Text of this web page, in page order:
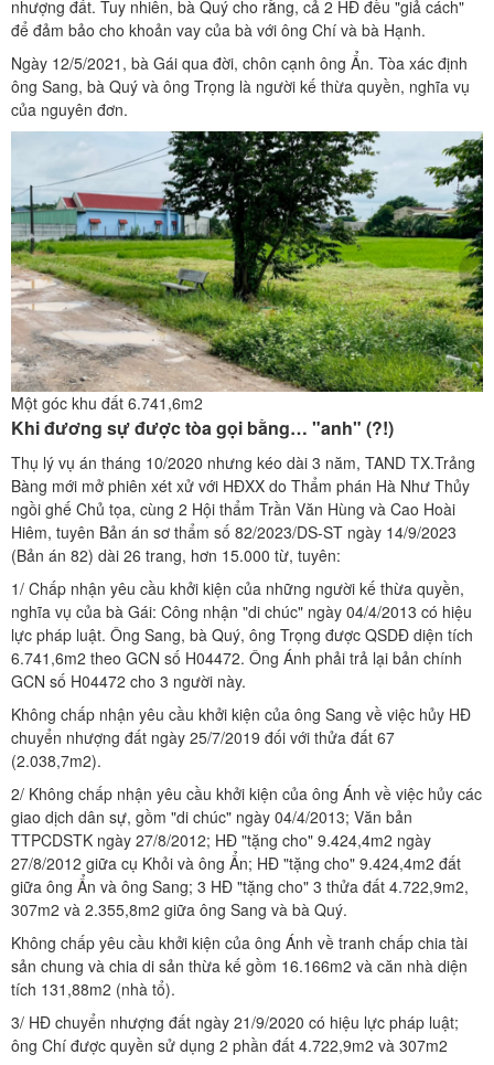
nhượng đất. Tuy nhiên, bà Quý cho rằng, cả 2 HĐ đều "giả cách"
để đảm bảo cho khoản vay của bà với ông Chí và bà Hạnh.
Ngày 12/5/2021, bà Gái qua đời, chôn cạnh ông Ẩn. Tòa xác định
ông Sang, bà Quý và ông Trọng là người kế thừa quyền, nghĩa vụ
của nguyên đơn.
Một góc khu đất 6.741,6m2
Khi đương sự được tòa gọi bằng… "anh" (?!)
Thụ lý vụ án tháng 10/2020 nhưng kéo dài 3 năm, TAND TX.Trảng
Bàng mới mở phiên xét xử với HĐXX do Thẩm phán Hà Như Thủy
ngồi ghế Chủ tọa, cùng 2 Hội thẩm Trần Văn Hùng và Cao Hoài
Hiêm, tuyên Bản án sơ thẩm số 82/2023/DS-ST ngày 14/9/2023
(Bản án 82) dài 26 trang, hơn 15.000 từ, tuyên:
1/ Chấp nhận yêu cầu khởi kiện của những người kế thừa quyền,
nghĩa vụ của bà Gái: Công nhận "di chúc" ngày 04/4/2013 có hiệu
lực pháp luật. Ông Sang, bà Quý, ông Trọng được QSDĐ diện tích
6.741,6m2 theo GCN số H04472. Ông Ánh phải trả lại bản chính
GCN số H04472 cho 3 người này.
Không chấp nhận yêu cầu khởi kiện của ông Sang về việc hủy HĐ
chuyển nhượng đất ngày 25/7/2019 đối với thửa đất 67
(2.038,7m2).
2/ Không chấp nhận yêu cầu khởi kiện của ông Ánh về việc hủy các
giao dịch dân sự, gồm "di chúc" ngày 04/4/2013; Văn bản
TTPCDSTK ngày 27/8/2012; HĐ "tặng cho" 9.424,4m2 ngày
27/8/2012 giữa cụ Khỏi và ông Ẩn; HĐ "tặng cho" 9.424,4m2 đất
giữa ông Ẩn và ông Sang; 3 HĐ "tặng cho" 3 thửa đất 4.722,9m2,
307m2 và 2.355,8m2 giữa ông Sang và bà Quý.
Không chấp yêu cầu khởi kiện của ông Ánh về tranh chấp chia tài
sản chung và chia di sản thừa kế gồm 16.166m2 và căn nhà diện
tích 131,88m2 (nhà tổ).
3/ HĐ chuyển nhượng đất ngày 21/9/2020 có hiệu lực pháp luật;
ông Chí được quyền sử dụng 2 phần đất 4.722,9m2 và 307m2